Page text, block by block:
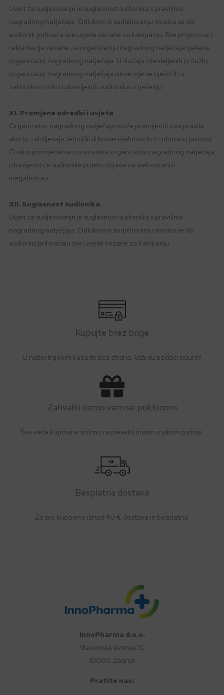
Uvjet za sudjelovanje je suglasnost sudionika s pravilima
nagradnog natječaja. Odlukom o sudjelovanju smatra se da
sudionik prihvaća sve uvjete vezane za kampanju. Sve prigovore i
reklamacije vezane za organizaciju nagradnog natječaja rješava
organizator nagradnog natječaja. U slučaju utemeljenih pritužbi,
organizator nagradnog natječaja obvezuje se riješiti ih u
zakonskom roku i obavijestiti sudionika o rješenju.
XI. Promjene odredbi i uvjeta
Organizator nagradnog natječaja može promijeniti ova pravila
ako to zahtijevaju tehnički ili komercijalni razlozi odnosno javnost.
O svim promjenama i novostima organizator nagradnog natječaja
obavijestit će sudionike putem objava na web-stranici
megabon.eu.
XII. Suglasnost sudionika
Uvjet za sudjelovanje je suglasnost sudionika s pravilima
nagradnog natječaja. Odlukom o sudjelovanju smatra se da
sudionici prihvaćaju sve uvjete vezane za kampanju.
Kupujte brez brige
U našoj trgovini kupujte bez straha. Vaši su podaci sigurni!
Zahvaliti ćemo vam se poklonom
Sve veće kupovine volimo razveseliti malim znakom pažnje.
Besplatna dostava
Za sve kupovine iznad 40 € dostava je besplatna.
InnoPharma d.o.o.
Slavonska avenija 1C
10000 Zagreb
Pratite nas: